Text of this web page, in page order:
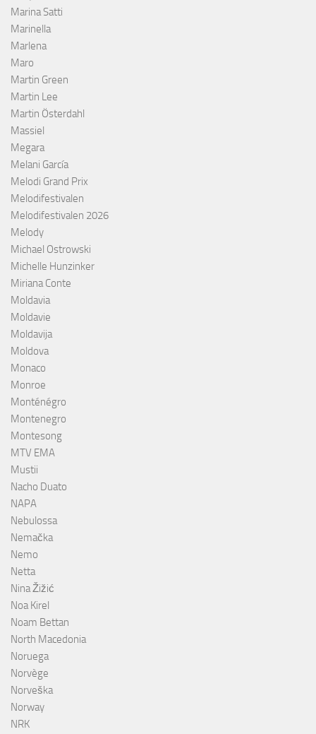
Marina Satti
Marinella
Marlena
Maro
Martin Green
Martin Lee
Martin Österdahl
Massiel
Megara
Melani García
Melodi Grand Prix
Melodifestivalen
Melodifestivalen 2026
Melody
Michael Ostrowski
Michelle Hunzinker
Miriana Conte
Moldavia
Moldavie
Moldavija
Moldova
Monaco
Monroe
Monténégro
Montenegro
Montesong
MTV EMA
Mustii
Nacho Duato
NAPA
Nebulossa
Nemačka
Nemo
Netta
Nina Žižić
Noa Kirel
Noam Bettan
North Macedonia
Noruega
Norvège
Norveška
Norway
NRK